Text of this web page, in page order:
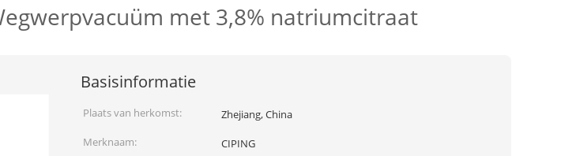
met 3,8% natriumcitraat
Basisinformatie
Plaats van herkomst:
Zhejiang, China
Merknaam:
CIPING